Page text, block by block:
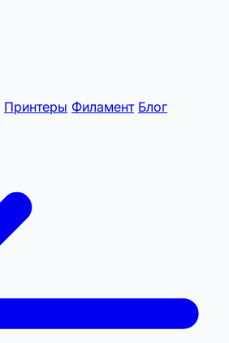
Принтеры Филамент Блог